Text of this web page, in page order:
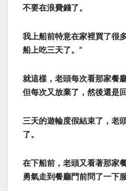
不要在浪費錢了。
我上船前特意在家裡買了很
船上吃三天了。”
就這樣，老頭每次看那家餐
但每次又放棄了，然後還是
三天的遊輪度假結束了，老
了。
在下船前，老頭又看著那家
勇氣走到餐廳門前問了一下